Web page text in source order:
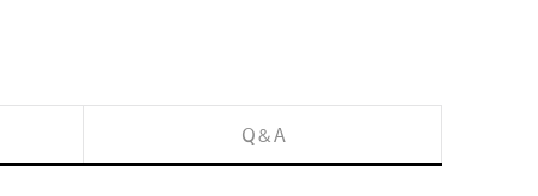
Q & A